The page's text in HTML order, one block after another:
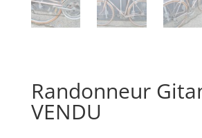
Randonneur
VENDU